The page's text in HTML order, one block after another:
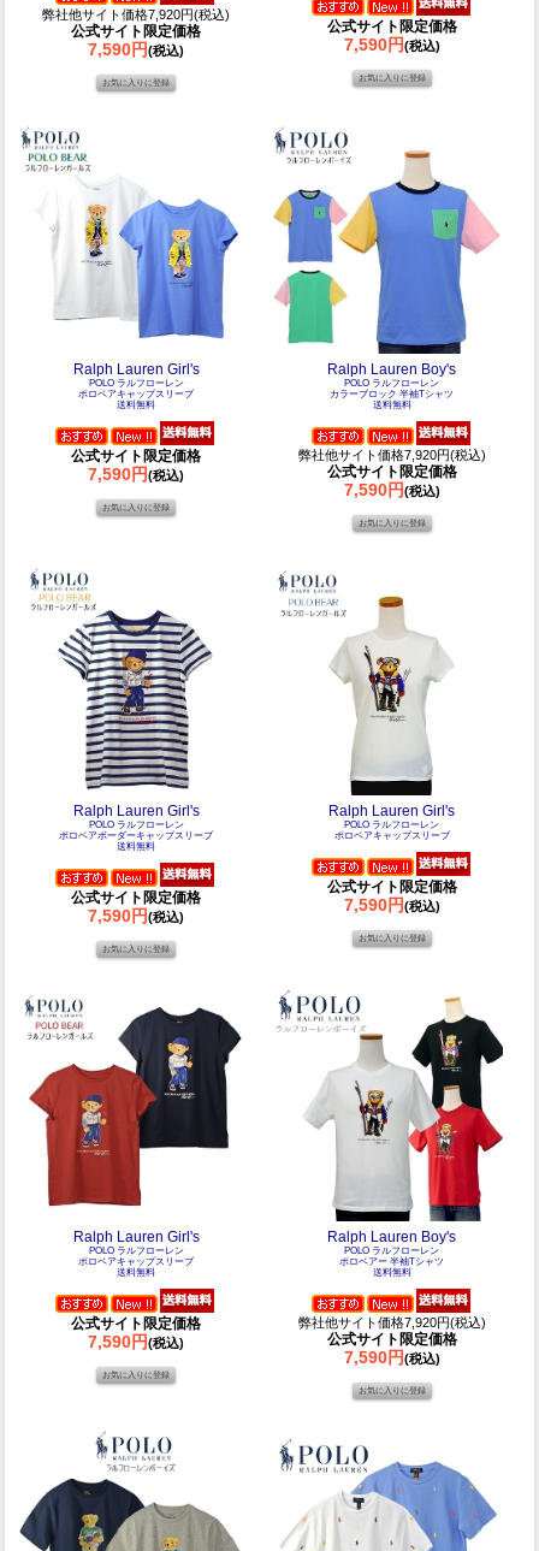
弊社他サイト価格7,920円(税込)
公式サイト限定価格
7,590円(税込)
公式サイト限定価格
7,590円(税込)
Ralph Lauren Girl's
POLO ラルフローレン
ポロベアキャップスリーブ
送料無料
公式サイト限定価格
7,590円(税込)
Ralph Lauren Boy's
POLO ラルフローレン
カラーブロック 半袖Tシャツ
送料無料
弊社他サイト価格7,920円(税込)
公式サイト限定価格
7,590円(税込)
Ralph Lauren Girl's
POLO ラルフローレン
ポロベアボーダーキャップスリーブ
送料無料
公式サイト限定価格
7,590円(税込)
Ralph Lauren Girl's
POLO ラルフローレン
ポロベアキャップスリーブ
公式サイト限定価格
7,590円(税込)
Ralph Lauren Girl's
POLO ラルフローレン
ポロベアキャップスリーブ
送料無料
公式サイト限定価格
7,590円(税込)
Ralph Lauren Boy's
POLO ラルフローレン
ポロベアー 半袖Tシャツ
送料無料
弊社他サイト価格7,920円(税込)
公式サイト限定価格
7,590円(税込)